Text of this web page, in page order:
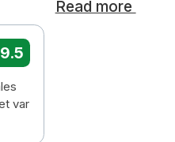
Read more
9.5
var